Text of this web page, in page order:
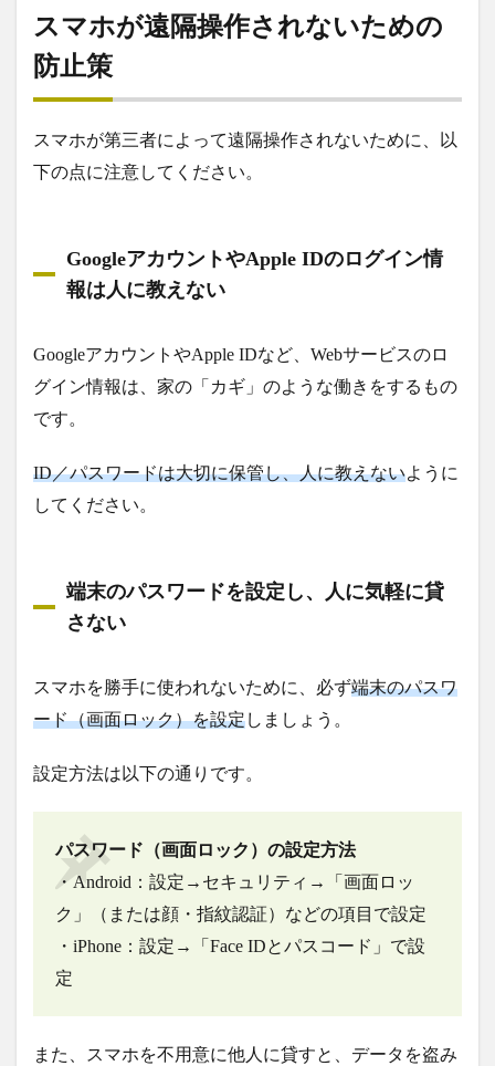
スマホが遠隔操作されないための
防止策
スマホが第三者によって遠隔操作されないために、以
下の点に注意してください。
GoogleアカウントやApple IDのログイン情
報は人に教えない
GoogleアカウントやApple IDなど、Webサービスのロ
グイン情報は、家の「カギ」のような働きをするもの
です。
ID／パスワードは大切に保管し、人に教えないように
してください。
端末のパスワードを設定し、人に気軽に貸
さない
スマホを勝手に使われないために、必ず端末のパスワ
ード（画面ロック）を設定しましょう。
設定方法は以下の通りです。
パスワード（画面ロック）の設定方法
・Android：設定→セキュリティ→「画面ロッ
ク」（または顔・指紋認証）などの項目で設定
・iPhone：設定→「Face IDとパスコード」で設
定
また、スマホを不用意に他人に貸すと、データを盗み